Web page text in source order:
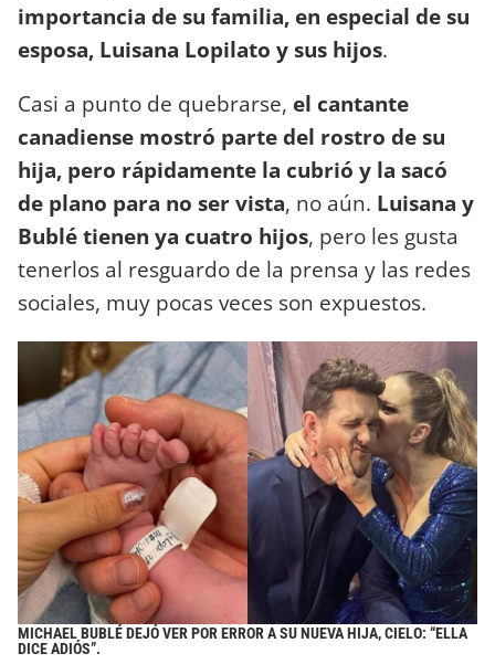
importancia de su familia, en especial de su
esposa, Luisana Lopilato y sus hijos.
Casi a punto de quebrarse, el cantante
canadiense mostró parte del rostro de su
hija, pero rápidamente la cubrió y la sacó
de plano para no ser vista, no aún. Luisana y
Bublé tienen ya cuatro hijos, pero les gusta
tenerlos al resguardo de la prensa y las redes
sociales, muy pocas veces son expuestos.
MICHAEL BUBLÉ DEJÓ VER POR ERROR A SU NUEVA HIJA, CIELO: “ELLA
DICE ADIÓS”.